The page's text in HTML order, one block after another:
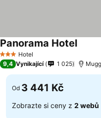
3 Počet hvězdiček
Hotel
Panorama Hotel
9,4 Vynikající 1 025
Od 3 441 Kč
Zobrazte si ceny z 2 webů